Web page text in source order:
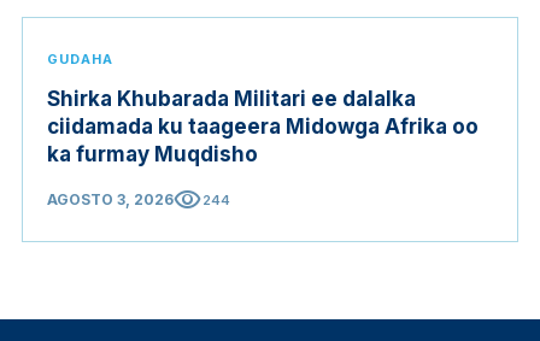
GUDAHA
Shirka Khubarada Militari ee dalalka
ciidamada ku taageera Midowga Afrika oo
ka furmay Muqdisho
AGOSTO 3, 2026visibility244